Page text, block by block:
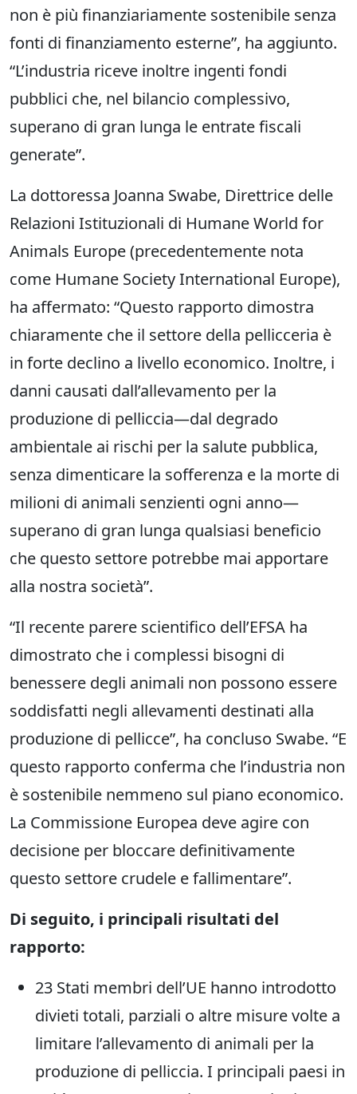
non è più finanziariamente sostenibile senza
fonti di finanziamento esterne”, ha aggiunto.
“L’industria riceve inoltre ingenti fondi
pubblici che, nel bilancio complessivo,
superano di gran lunga le entrate fiscali
generate”.
La dottoressa Joanna Swabe, Direttrice delle
Relazioni Istituzionali di Humane World for
Animals Europe (precedentemente nota
come Humane Society International Europe),
ha affermato: “Questo rapporto dimostra
chiaramente che il settore della pellicceria è
in forte declino a livello economico. Inoltre, i
danni causati dall’allevamento per la
produzione di pelliccia—dal degrado
ambientale ai rischi per la salute pubblica,
senza dimenticare la sofferenza e la morte di
milioni di animali senzienti ogni anno—
superano di gran lunga qualsiasi beneficio
che questo settore potrebbe mai apportare
alla nostra società”.
“Il recente parere scientifico dell’EFSA ha
dimostrato che i complessi bisogni di
benessere degli animali non possono essere
soddisfatti negli allevamenti destinati alla
produzione di pellicce”, ha concluso Swabe. “E
questo rapporto conferma che l’industria non
è sostenibile nemmeno sul piano economico.
La Commissione Europea deve agire con
decisione per bloccare definitivamente
questo settore crudele e fallimentare”.
Di seguito, i principali risultati del
rapporto:
23 Stati membri dell’UE hanno introdotto
divieti totali, parziali o altre misure volte a
limitare l’allevamento di animali per la
produzione di pelliccia. I principali paesi in